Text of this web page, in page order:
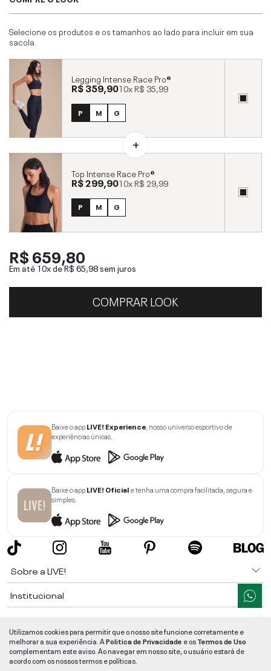
Selecione os produtos e os tamanhos ao lado para incluir em sua
sacola.
Legging Intense Race Pro®
R$ 359,9010xR$ 35,99
P M G
Top Intense Race Pro®
R$ 299,9010xR$ 29,99
P M G
R$ 659,80
Em até 10x deR$ 65,98sem juros
COMPRAR LOOK
Baixe o appLIVE! Experience , nosso universo esportivo de
experiências únicas.
Baixe o appLIVE! Oficiale tenha uma compra facilitada, segura e
simples.
Sobre a LIVE!
Institucional
Ajuda
Segurança e Qualidade
Utilizamos cookies para permitir que o nosso site funcione corretamente e
melhorar a sua experiência. APolitica de Privacidade e osTermos de Uso
complementam este aviso. Ao navegar em nosso site, o usuário estará de
acordo com os nossos termos e políticas.